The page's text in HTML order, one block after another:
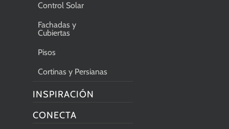
Control Solar
Fachadas y
Cubiertas
Pisos
Cortinas y Persianas
INSPIRACIÓN
CONECTA